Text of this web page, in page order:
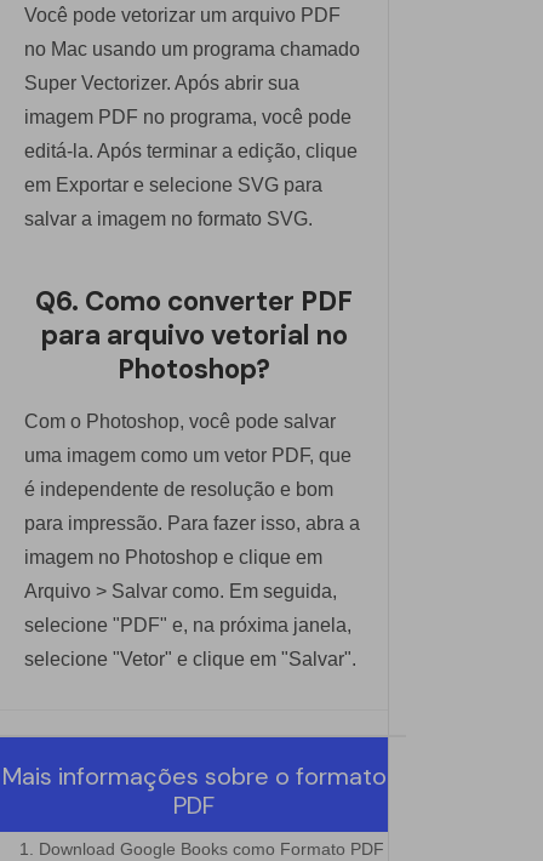
Você pode vetorizar um arquivo PDF
no Mac usando um programa chamado
Super Vectorizer. Após abrir sua
imagem PDF no programa, você pode
editá-la. Após terminar a edição, clique
em Exportar e selecione SVG para
salvar a imagem no formato SVG.
Q6. Como converter PDF
para arquivo vetorial no
Photoshop?
Com o Photoshop, você pode salvar
uma imagem como um vetor PDF, que
é independente de resolução e bom
para impressão. Para fazer isso, abra a
imagem no Photoshop e clique em
Arquivo > Salvar como. Em seguida,
selecione "PDF" e, na próxima janela,
selecione "Vetor" e clique em "Salvar".
Mais informações sobre o formato
PDF
1. Download Google Books como Formato PDF